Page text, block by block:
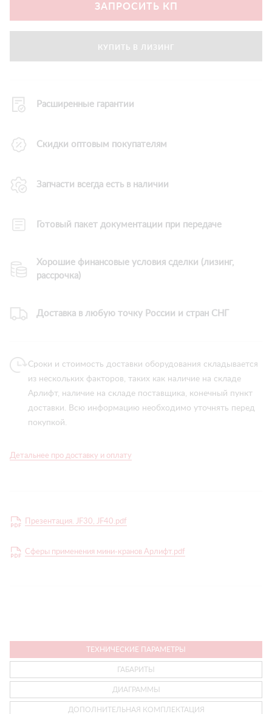
ЗАПРОСИТЬ КП
КУПИТЬ В ЛИЗИНГ
Расширенные гарантии
Скидки оптовым покупателям
Запчасти всегда есть в наличии
Готовый пакет документации при передаче
Хорошие финансовые условия сделки (лизинг,
рассрочка)
Доставка в любую точку России и стран СНГ
Сроки и стоимость доставки оборудования складывается
из нескольких факторов, таких как наличие на складе
Арлифт, наличие на складе поставщика, конечный пункт
доставки. Всю информацию необходимо уточнять перед
покупкой.
Детальнее про доставку и оплату
Презентация. JF30, JF40.pdf
Сферы применения мини-кранов Арлифт.pdf
ТЕХНИЧЕСКИЕ ПАРАМЕТРЫ
ГАБАРИТЫ
ДИАГРАММЫ
ДОПОЛНИТЕЛЬНАЯ КОМПЛЕКТАЦИЯ